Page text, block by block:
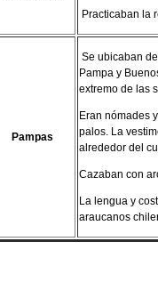
Practicaban la
Pampas
Se ubicaban
Pampa y
extremo de las
Eran nómades
palos. La
alrededor del
Cazaban con
La lengua y
araucanos